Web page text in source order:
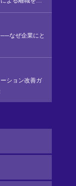
プローチ
なぜ企業にと
ション改善ガ